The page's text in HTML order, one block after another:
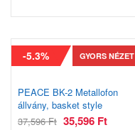
-5.3% GYORS NÉZET
PEACE BK-2 Metallofon
állvány, basket style
37,596Ft 35,596 Ft